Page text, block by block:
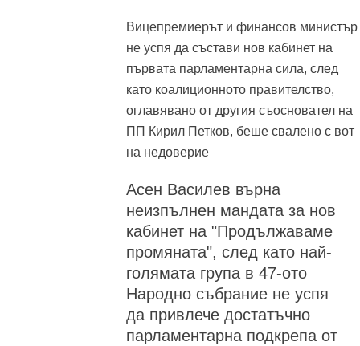
Вицепремиерът и финансов министър
не успя да състави нов кабинет на
първата парламентарна сила, след
като коалиционното правителство,
оглавявано от другия съосновател на
ПП Кирил Петков, беше свалено с вот
на недоверие
Асен Василев върна
неизпълнен мандата за нов
кабинет на "Продължаваме
промяната", след като най-
голямата група в 47-ото
Народно събрание не успя
да привлече достатъчно
парламентарна подкрепа от